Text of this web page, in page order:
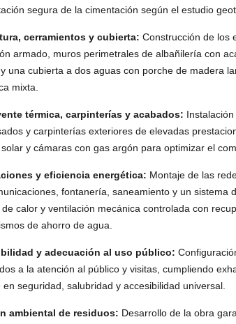
segura de la cimentación según el estudio
cerramientos y cubierta: Construcción de los
armado, muros perimetrales de albañilería con
una cubierta a dos aguas con porche de madera
mixta
térmica, carpinterías y acabados:
y carpinterías exteriores de elevadas
y cámaras con gas argón para optimizar el
y eficiencia energética: Montaje de las
fontanería, saneamiento y un sistema
de calor y ventilación mecánica controlada con
de ahorro de agua
y adecuación al uso público:
a la atención al público y visitas, cumpliendo
en seguridad, salubridad y accesibilidad universal.
ambiental de residuos: Desarrollo de la obra